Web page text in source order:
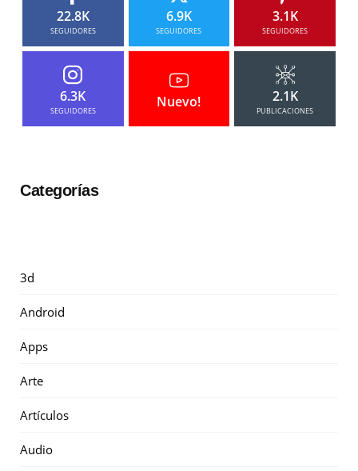
22.8K
SEGUIDORES
6.9K
SEGUIDORES
3.1K
SEGUIDORES
6.3K
SEGUIDORES
Nuevo! 2.1K
PUBLICACIONES
Categorías
3d
Android
Apps
Arte
Artículos
Audio